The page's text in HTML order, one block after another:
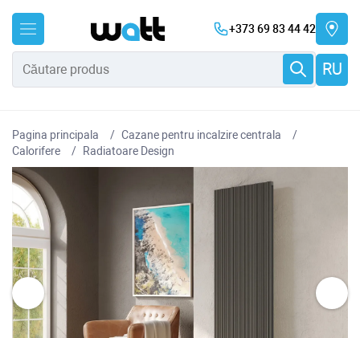
+373 69 83 44 42
RU
Pagina principala
Cazane pentru incalzire centrala
Сalorifere
Radiatoare Design